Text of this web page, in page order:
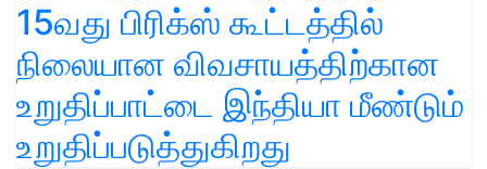
15வது பிரிக்ஸ் கூட்டத்தில்
நிலையான விவசாயத்திற்கான
உறுதிப்பாட்டை இந்தியா மீண்டும்
உறுதிப்படுத்துகிறது